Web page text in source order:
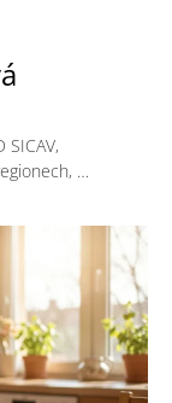
SICAV,
…